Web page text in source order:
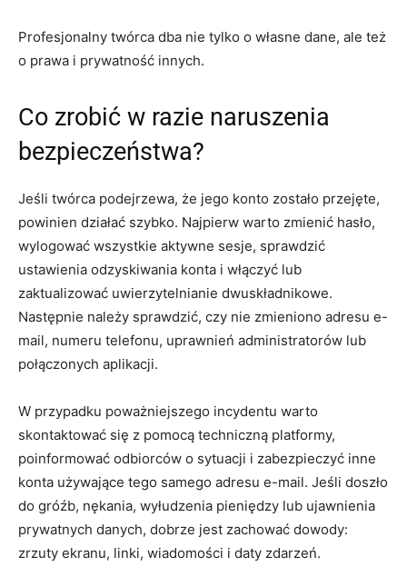
Profesjonalny twórca dba nie tylko o własne dane, ale też
o prawa i prywatność innych.
Co zrobić w razie naruszenia
bezpieczeństwa?
Jeśli twórca podejrzewa, że jego konto zostało przejęte,
powinien działać szybko. Najpierw warto zmienić hasło,
wylogować wszystkie aktywne sesje, sprawdzić
ustawienia odzyskiwania konta i włączyć lub
zaktualizować uwierzytelnianie dwuskładnikowe.
Następnie należy sprawdzić, czy nie zmieniono adresu e-
mail, numeru telefonu, uprawnień administratorów lub
połączonych aplikacji.
W przypadku poważniejszego incydentu warto
skontaktować się z pomocą techniczną platformy,
poinformować odbiorców o sytuacji i zabezpieczyć inne
konta używające tego samego adresu e-mail. Jeśli doszło
do gróźb, nękania, wyłudzenia pieniędzy lub ujawnienia
prywatnych danych, dobrze jest zachować dowody:
zrzuty ekranu, linki, wiadomości i daty zdarzeń.